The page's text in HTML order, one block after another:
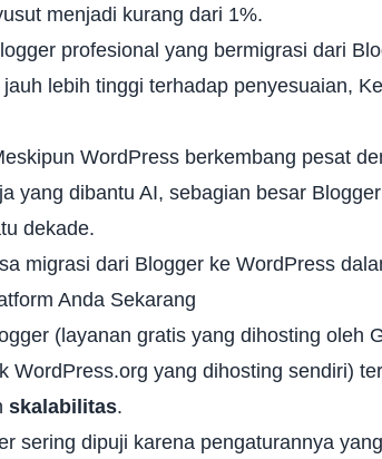
menjadi kurang dari 1%.
profesional yang bermigrasi dari
lebih tinggi terhadap penyesuaian,
WordPress berkembang pesat
yang dibantu AI, sebagian besar
dekade.
migrasi dari Blogger ke WordPress
Anda Sekarang
(layanan gratis yang dihosting oleh
WordPress.org yang dihosting sendiri)
skalabilitas.
sering dipuji karena pengaturannya